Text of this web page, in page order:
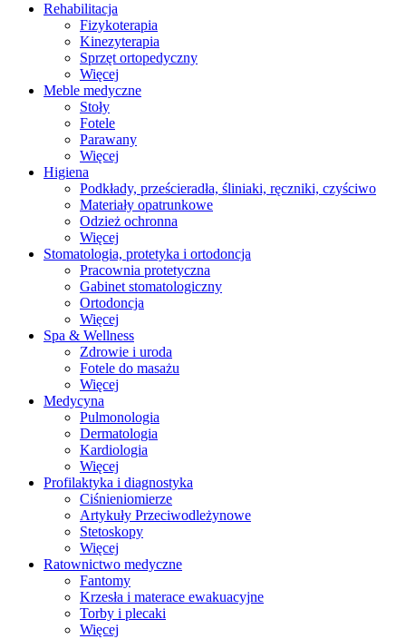
Rehabilitacja
Fizykoterapia
Kinezyterapia
Sprzęt ortopedyczny
Więcej
Meble medyczne
Stoły
Fotele
Parawany
Więcej
Higiena
Podkłady, prześcieradła, śliniaki, ręczniki, czyściwo
Materiały opatrunkowe
Odzież ochronna
Więcej
Stomatologia, protetyka i ortodoncja
Pracownia protetyczna
Gabinet stomatologiczny
Ortodoncja
Więcej
Spa & Wellness
Zdrowie i uroda
Fotele do masażu
Więcej
Medycyna
Pulmonologia
Dermatologia
Kardiologia
Więcej
Profilaktyka i diagnostyka
Ciśnieniomierze
Artykuły Przeciwodleżynowe
Stetoskopy
Więcej
Ratownictwo medyczne
Fantomy
Krzesła i materace ewakuacyjne
Torby i plecaki
Więcej